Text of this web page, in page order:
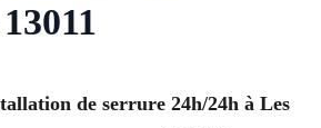
de serrure 24h/24h à Les